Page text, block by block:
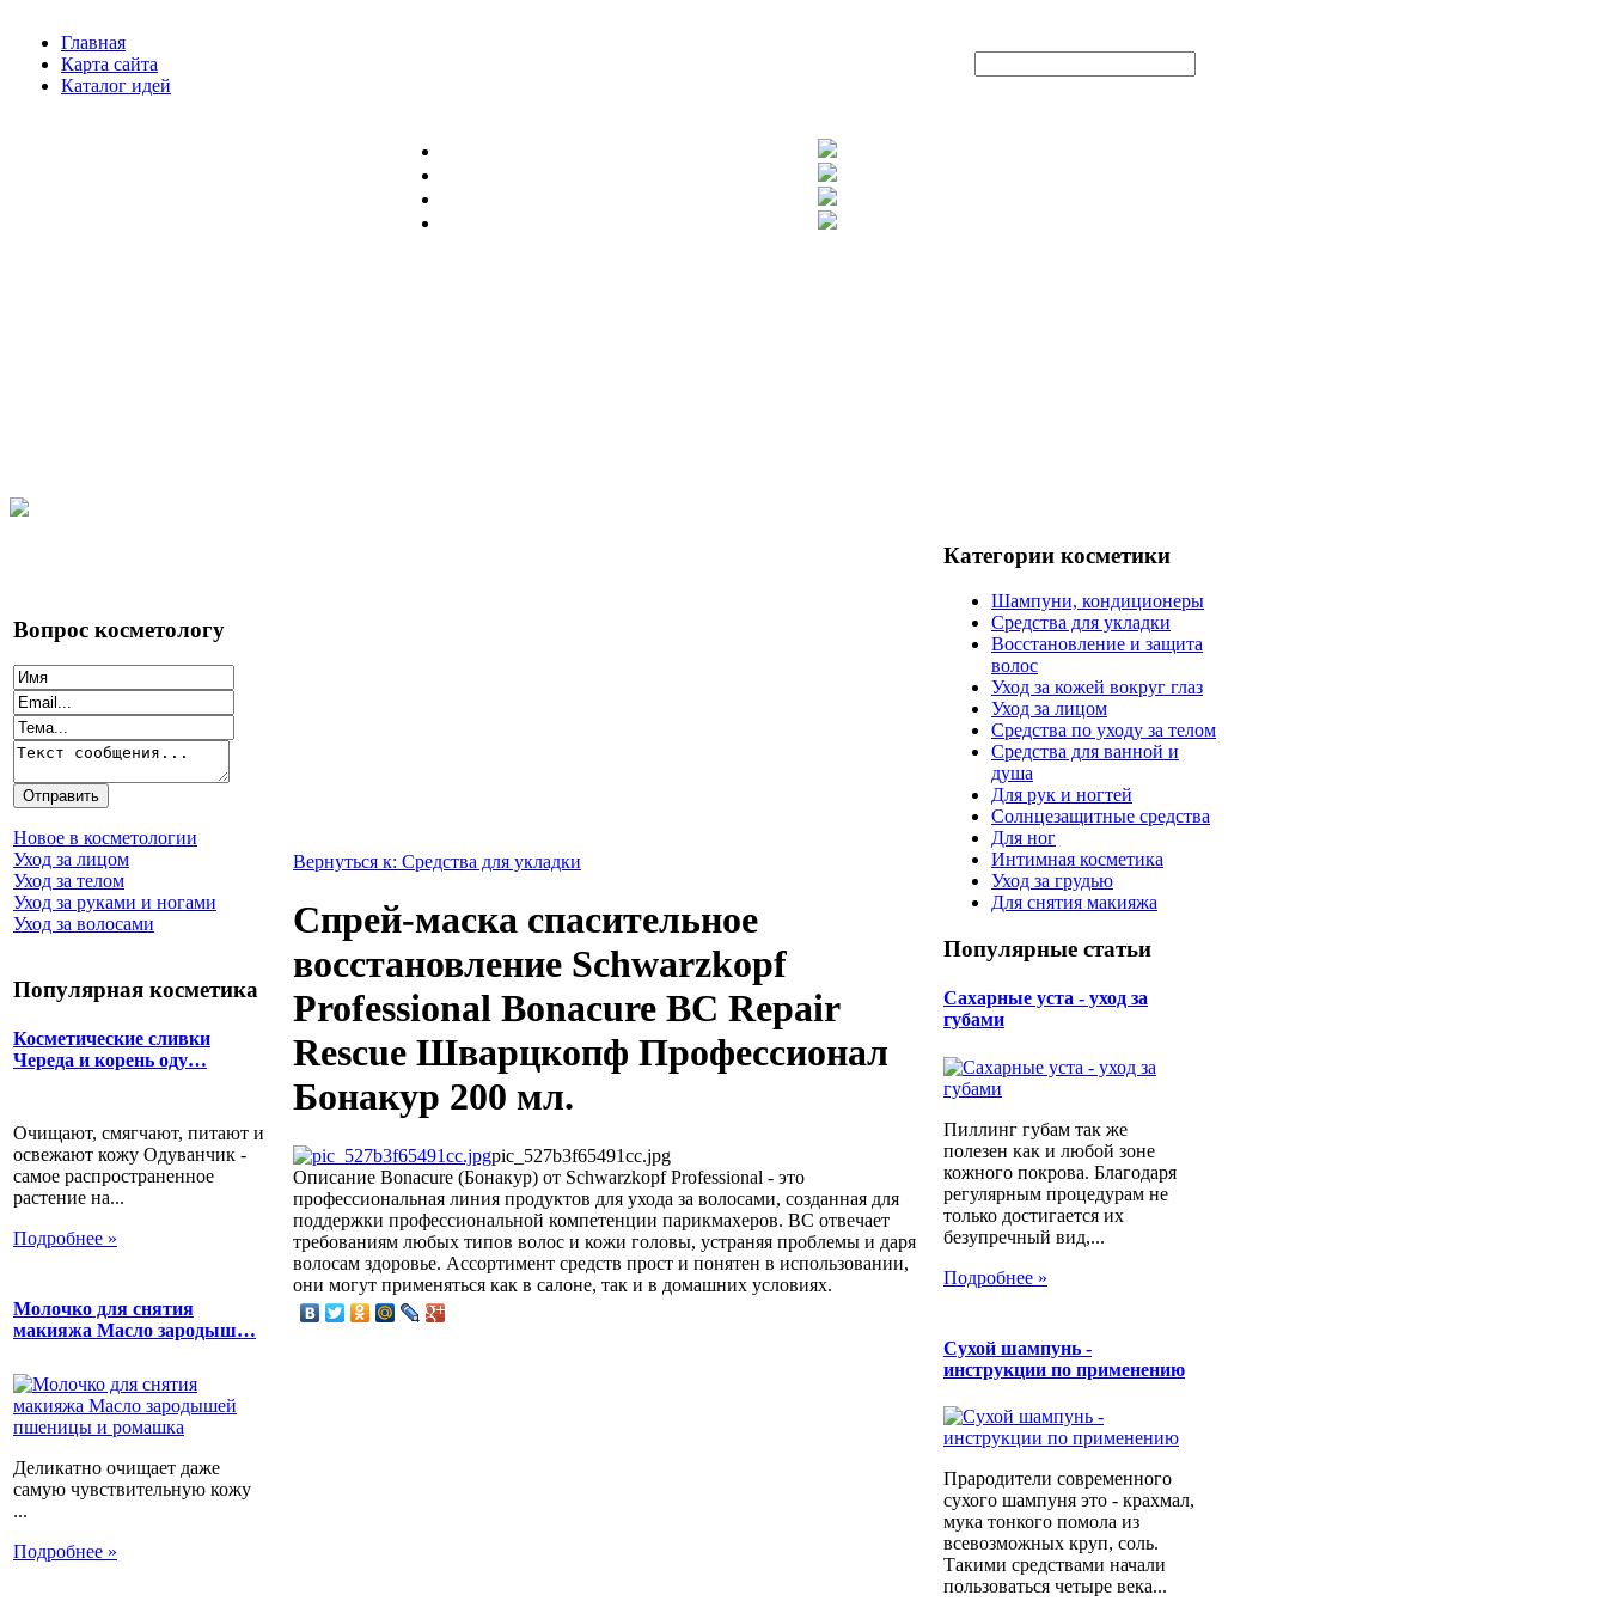
Главная
Карта сайта
Каталог идей
Вопрос косметологу
Новое в косметологии
Уход за лицом
Уход за телом
Уход за руками и ногами
Уход за волосами
Популярная косметика
Косметические сливки
Череда и корень оду…
Очищают, смягчают, питают и
освежают кожу Одуванчик -
самое распространенное
растение на...
Подробнее »
Молочко для снятия
макияжа Масло зародыш…
Деликатно очищает даже
самую чувствительную кожу
...
Подробнее »
Вернуться к: Средства для укладки
Спрей-маска спасительное
восстановление Schwarzkopf
Professional Bonacure BC Repair
Rescue Шварцкопф Профессионал
Бонакур 200 мл.
pic_527b3f65491cc.jpg
Описание Bonacure (Бонакур) от Schwarzkopf Professional - это
профессиональная линия продуктов для ухода за волосами, созданная для
поддержки профессиональной компетенции парикмахеров. BC отвечает
требованиям любых типов волос и кожи головы, устраняя проблемы и даря
волосам здоровье. Ассортимент средств прост и понятен в использовании,
они могут применяться как в салоне, так и в домашних условиях.
Категории косметики
Шампуни, кондиционеры
Средства для укладки
Восстановление и защита
волос
Уход за кожей вокруг глаз
Уход за лицом
Средства по уходу за телом
Средства для ванной и
душа
Для рук и ногтей
Солнцезащитные средства
Для ног
Интимная косметика
Уход за грудью
Для снятия макияжа
Популярные статьи
Сахарные уста - уход за
губами
Пиллинг губам так же
полезен как и любой зоне
кожного покрова. Благодаря
регулярным процедурам не
только достигается их
безупречный вид,...
Подробнее »
Сухой шампунь -
инструкции по применению
Прародители современного
сухого шампуня это - крахмал,
мука тонкого помола из
всевозможных круп, соль.
Такими средствами начали
пользоваться четыре века...